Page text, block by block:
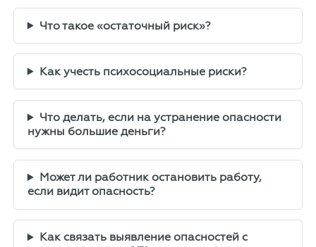
Что такое «остаточный риск»?
Как учесть психосоциальные риски?
Что делать, если на устранение опасности
нужны большие деньги?
Может ли работник остановить работу,
если видит опасность?
Как связать выявление опасностей с